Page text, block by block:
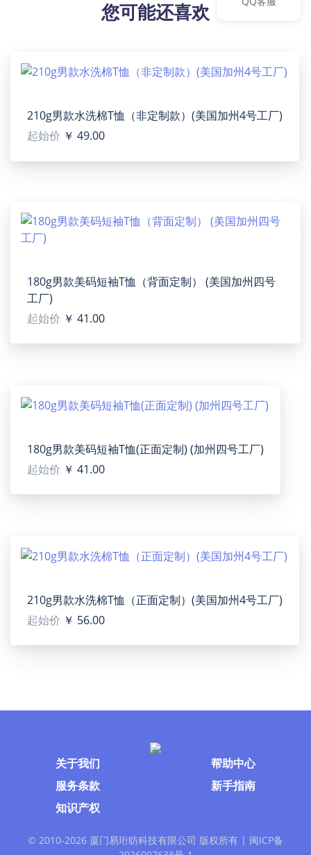
【洗涤说明】可手洗可机洗，不要长时间浸泡，不可漂
量方法不同，误差在2-4cm内的属于正常现象。
【包装体积】24cm x 19cm x 2cm
印刷区域图片大小：正面/背面：2010 x 2127 or Higher
/ 150 dpi
温馨提示：
在微小色差、位置及大小等误差，如遇以上问题均属于
正常现象，将不予纳入售后处理范畴。
【Product description】Cotton preshrunk ring spun
shape. Round neck and taped shoulder designs are
both for comfort and style.
【Applicable situation】Daily, home, travel, fitness, etc.
from the measurement chart below.
【Note】This product is printed and shipped out from
our USA-based factory, can be sent to the United States
only. When you place an order, please separate
image size in pixels (W x H): Front/Back:2010 x 2127 or
Higher / 150 dpi.
您可能还喜欢
210g男款水洗棉T恤（非定制款）(美国加州4号工厂)
起始价 ￥ 49.00
180g男款美码短袖T恤（背面定制） (美国加州四号
工厂)
起始价 ￥ 41.00
180g男款美码短袖T恤(正面定制) (加州四号工厂)
起始价 ￥ 41.00
210g男款水洗棉T恤（正面定制）(美国加州4号工厂)
起始价 ￥ 56.00
关于我们
服务条款
知识产权
帮助中心
新手指南
© 2010-2026 厦门易珩昉科技有限公司 版权所有 | 闽ICP备